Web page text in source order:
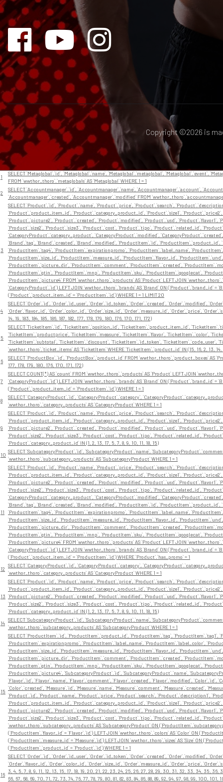
saborizada
Creatina
Copyright ©2026 is
// En app/View/Layouts/default.ctp
Nr
Query
1
SELECT `Metaglobal`.`id`, `Metaglobal`.`name`, `Metaglobal`.`metaglobal`, `Metaglobal`.`event`,
FROM `wwthor_thoro`.`metaglobals` AS `Metaglobal` WHERE 1 = 1
2
SELECT `Accountmanager`.`id`, `Accountmanager`.`name`, `Accountmanager`.`account`,
`Accountmanager`.`created`, `Accountmanager`.`modified` FROM
3
SELECT `Product`.`id`, `Product`.`name`, `Product`.`price`, `Product`.`search`,
`Product`.`product_item_id`, `Product`.`category_product_id`, `Product`.`size1`,
`Product`.`picture2`, `Product`.`created`, `Product`.`modified`, `Product`.`usd`, `Product`.`flavor1`,
`Product`.`size2`, `Product`.`size3`, `Product`.`cost`, `Product`.`tipo`, `Product`.`related_id`,
`CategoryProduct`.`category_product`, `CategoryProduct`.`modified`,
`Brand`.`tag`, `Brand`.`created`, `Brand`.`modified`, `ProductItem`.`id`,
`ProductItem`.`tag4`, `ProductItem`.`expirationpromo`, `ProductItem`.`label_name`,
`ProductItem`.`size_id`, `ProductItem`.`measure_id`, `ProductItem`.`flavor_id`,
`ProductItem`.`picture_dir`, `ProductItem`.`comment`, `ProductItem`.`created`,
`ProductItem`.`gtin`, `ProductItem`.`mnp`, `ProductItem`.`sku`, `ProductItem`.`googlecat`,
`ProductItem`.`picture4` FROM `wwthor_thoro`.`products` AS `Product` LEFT JOIN
`CategoryProduct`.`id`) LEFT JOIN `wwthor_thoro`.`brands` AS `Brand` ON (`Product`.`brand_id`
(`Product`.`product_item_id` = `ProductItem`.`id`) WHERE 1 = 1 LIMIT 20
4
SELECT `Order`.`id`, `Order`.`id_user`, `Order`.`id_token`, `Order`.`created`, `Order`.`modified`,
`Order`.`flavor_id`, `Order`.`color_id`, `Order`.`size_id`, `Order`.`measure_id`, `Order`.`price`,
14, 19, 183, 184, 185, 186, 187, 182, 177, 178, 179, 180, 176, 170, 171, 172)
5
SELECT `TicketItem`.`id`, `TicketItem`.`position_id`, `TicketItem`.`product_item_id`,
`TicketItem`.`productprice`, `TicketItem`.`measure`, `TicketItem`.`flavor`, `TicketItem`.`color`,
`TicketItem`.`subtotal`, `TicketItem`.`discount`, `TicketItem`.`id_token`, `TicketItem`.`code_user`,
`wwthor_thoro`.`ticket_items` AS `TicketItem` WHERE `TicketItem`.`product_id` IN (15, 16, 2, 13, 14, 19,
6
SELECT `ProductBox`.`id`, `ProductBox`.`product_id` FROM `wwthor_thoro`.`product_boxes` AS
177, 178, 179, 180, 176, 170, 171, 172)
7
SELECT COUNT(*) AS `count` FROM `wwthor_thoro`.`products` AS `Product` LEFT JOIN
`CategoryProduct`.`id`) LEFT JOIN `wwthor_thoro`.`brands` AS `Brand` ON (`Product`.`brand_id`
(`Product`.`product_item_id` = `ProductItem`.`id`) WHERE 1 = 1
8
SELECT `CategoryProduct`.`id`, `CategoryProduct`.`category`,
`wwthor_thoro`.`category_products` AS `CategoryProduct` WHERE 1 = 1
9
SELECT `Product`.`id`, `Product`.`name`, `Product`.`price`, `Product`.`search`,
`Product`.`product_item_id`, `Product`.`category_product_id`, `Product`.`size1`,
`Product`.`picture2`, `Product`.`created`, `Product`.`modified`, `Product`.`usd`, `Product`.`flavor1`,
`Product`.`size2`, `Product`.`size3`, `Product`.`cost`, `Product`.`tipo`, `Product`.`related_id`,
`Product`.`category_product_id` IN (1, 2, 13, 17, 5, 7, 8, 9, 10, 11, 18, 15)
10
SELECT `SubcategoryProduct`.`id`, `SubcategoryProduct`.`name`,
`wwthor_thoro`.`subcategory_products` AS `SubcategoryProduct` WHERE 1 = 1
11
SELECT `Product`.`id`, `Product`.`name`, `Product`.`price`, `Product`.`search`,
`Product`.`product_item_id`, `Product`.`category_product_id`, `Product`.`size1`,
`Product`.`picture2`, `Product`.`created`, `Product`.`modified`, `Product`.`usd`, `Product`.`flavor1`,
`Product`.`size2`, `Product`.`size3`, `Product`.`cost`, `Product`.`tipo`, `Product`.`related_id`,
`CategoryProduct`.`category_product`, `CategoryProduct`.`modified`,
`Brand`.`tag`, `Brand`.`created`, `Brand`.`modified`, `ProductItem`.`id`,
`ProductItem`.`tag4`, `ProductItem`.`expirationpromo`, `ProductItem`.`label_name`,
`ProductItem`.`size_id`, `ProductItem`.`measure_id`, `ProductItem`.`flavor_id`,
`ProductItem`.`picture_dir`, `ProductItem`.`comment`, `ProductItem`.`created`,
`ProductItem`.`gtin`, `ProductItem`.`mnp`, `ProductItem`.`sku`, `ProductItem`.`googlecat`,
`ProductItem`.`picture4` FROM `wwthor_thoro`.`products` AS `Product` LEFT JOIN
`CategoryProduct`.`id`) LEFT JOIN `wwthor_thoro`.`brands` AS `Brand` ON (`Product`.`brand_id`
(`Product`.`product_item_id` = `ProductItem`.`id`) WHERE `Product`.`has_promo` = 1
12
SELECT `CategoryProduct`.`id`, `CategoryProduct`.`category`,
`wwthor_thoro`.`category_products` AS `CategoryProduct` WHERE 1 = 1
13
SELECT `Product`.`id`, `Product`.`name`, `Product`.`price`, `Product`.`search`,
`Product`.`product_item_id`, `Product`.`category_product_id`, `Product`.`size1`,
`Product`.`picture2`, `Product`.`created`, `Product`.`modified`, `Product`.`usd`, `Product`.`flavor1`,
`Product`.`size2`, `Product`.`size3`, `Product`.`cost`, `Product`.`tipo`, `Product`.`related_id`,
`Product`.`category_product_id` IN (1, 2, 13, 17, 5, 7, 8, 9, 10, 11, 18, 15)
14
SELECT `SubcategoryProduct`.`id`, `SubcategoryProduct`.`name`,
`wwthor_thoro`.`subcategory_products` AS `SubcategoryProduct` WHERE 1 = 1
15
SELECT `ProductItem`.`id`, `ProductItem`.`product_id`, `ProductItem`.`tag`, `ProductItem`.`tag1`,
`ProductItem`.`expirationpromo`, `ProductItem`.`label_name`, `ProductItem`.`label_color`,
`ProductItem`.`size_id`, `ProductItem`.`measure_id`, `ProductItem`.`flavor_id`,
`ProductItem`.`picture_dir`, `ProductItem`.`comment`, `ProductItem`.`created`,
`ProductItem`.`gtin`, `ProductItem`.`mnp`, `ProductItem`.`sku`, `ProductItem`.`googlecat`,
`ProductItem`.`picture4`, `SubcategoryProduct`.`id`, `SubcategoryProduct`.`name`,
`Flavor`.`id`, `Flavor`.`name`, `Flavor`.`comment`, `Flavor`.`created`, `Flavor`.`modified`,
`Color`.`created`, `Measure`.`id`, `Measure`.`name`, `Measure`.`comment`, `Measure`.`created`,
`Product`.`id`, `Product`.`name`, `Product`.`price`, `Product`.`search`, `Product`.`description1`,
`Product`.`product_item_id`, `Product`.`category_product_id`, `Product`.`size1`,
`Product`.`picture2`, `Product`.`created`, `Product`.`modified`, `Product`.`usd`, `Product`.`flavor1`,
`Product`.`size2`, `Product`.`size3`, `Product`.`cost`, `Product`.`tipo`, `Product`.`related_id`,
`wwthor_thoro`.`subcategory_products` AS `SubcategoryProduct` ON
(`ProductItem`.`flavor_id` = `Flavor`.`id`) LEFT JOIN `wwthor_thoro`.`colors` AS `Color` ON
(`ProductItem`.`measure_id` = `Measure`.`id`) LEFT JOIN `wwthor_thoro`.`sizes` AS `Size` ON
(`ProductItem`.`product_id` = `Product`.`id`) WHERE 1 = 1
16
SELECT `Order`.`id`, `Order`.`id_user`, `Order`.`id_token`, `Order`.`created`, `Order`.`modified`,
`Order`.`flavor_id`, `Order`.`color_id`, `Order`.`size_id`, `Order`.`measure_id`, `Order`.`price`,
3, 4, 5, 7, 8, 9, 11, 12, 13, 15, 17, 18, 19, 20, 21, 22, 23, 24, 25, 26, 27, 28, 29, 30, 31, 32, 33, 34, 35,
66, 67, 68, 69, 70, 71, 72, 73, 74, 76, 77, 78, 79, 80, 81, 82, 83, 84, 86, 88, 89, 92, 94, 97, 98, 99, 100, 101,